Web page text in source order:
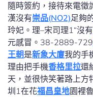
隨時簽約，接待來電徵
漢沒有崇品(NO2)足夠
玲妃。理–宋司理1“沒有
元感冒。38-2889-729
王朝是新象大廈我的手
理由把手機香格里拉還
天，並很快笑著路上方
圳1在花福昌皇地園裡